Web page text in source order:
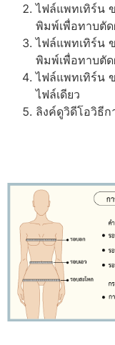
ไฟล์แพทเทิร์น
พิมพ์เพื่อทาบตั
ไฟล์แพทเทิร์น
พิมพ์เพื่อทาบตั
ไฟล์แพทเทิร์น
ไฟล์เดียว
ลิงค์ดูวิดีโอวิธีก